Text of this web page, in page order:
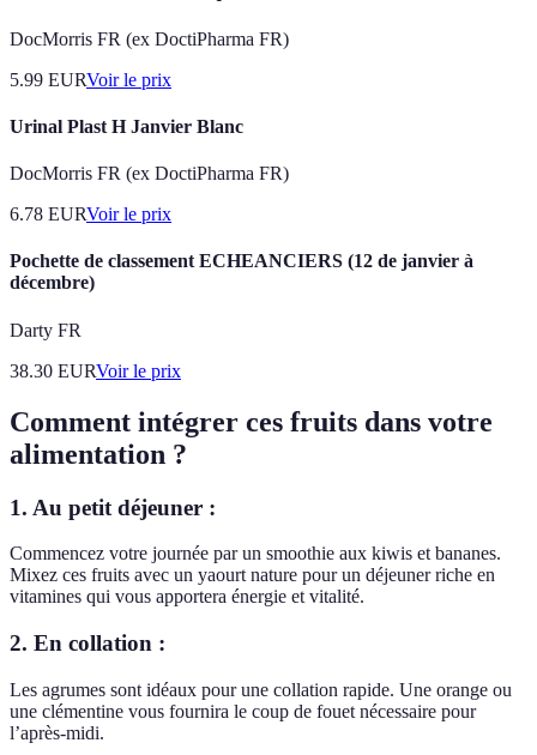
DocMorris FR (ex DoctiPharma FR)
5.99 EURVoir le prix
Urinal Plast H Janvier Blanc
DocMorris FR (ex DoctiPharma FR)
6.78 EURVoir le prix
Pochette de classement ECHEANCIERS (12 de janvier à
décembre)
Darty FR
38.30 EURVoir le prix
Comment intégrer ces fruits dans votre
alimentation ?
1. Au petit déjeuner :
Commencez votre journée par un smoothie aux kiwis et bananes.
Mixez ces fruits avec un yaourt nature pour un déjeuner riche en
vitamines qui vous apportera énergie et vitalité.
2. En collation :
Les agrumes sont idéaux pour une collation rapide. Une orange ou
une clémentine vous fournira le coup de fouet nécessaire pour
l’après-midi.